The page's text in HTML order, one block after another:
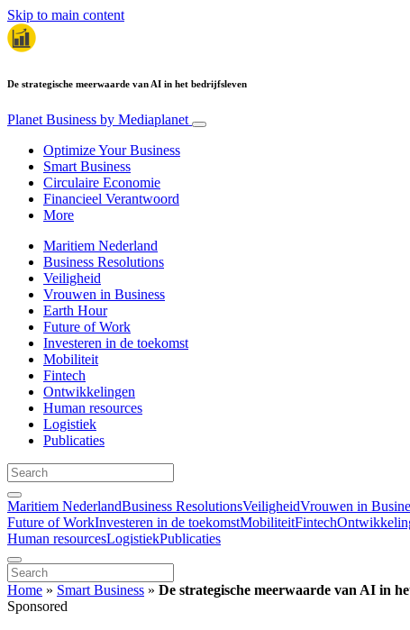
Skip to main content
De strategische meerwaarde van AI in het bedrijfsleven
Planet Business by Mediaplanet
Optimize Your Business
Smart Business
Circulaire Economie
Financieel Verantwoord
More
Maritiem Nederland
Business Resolutions
Veiligheid
Vrouwen in Business
Earth Hour
Future of Work
Investeren in de toekomst
Mobiliteit
Fintech
Ontwikkelingen
Human resources
Logistiek
Publicaties
Maritiem NederlandBusiness ResolutionsVeiligheidVrouwen in
Future of WorkInvesteren in de toekomstMobiliteitFintech
Human resourcesLogistiekPublicaties
Home » Smart Business » De strategische meerwaarde van AI in
Sponsored